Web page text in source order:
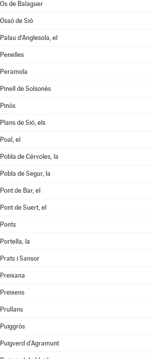
Os de Balaguer
Ossó de Sió
Palau d'Anglesola, el
Penelles
Peramola
Pinell de Solsonès
Pinós
Plans de Sió, els
Poal, el
Pobla de Cérvoles, la
Pobla de Segur, la
Pont de Bar, el
Pont de Suert, el
Ponts
Portella, la
Prats i Sansor
Preixana
Preixens
Prullans
Puiggròs
Puigverd d'Agramunt